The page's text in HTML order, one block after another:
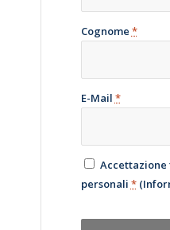
Cognome *
E-Mail *
personali *(